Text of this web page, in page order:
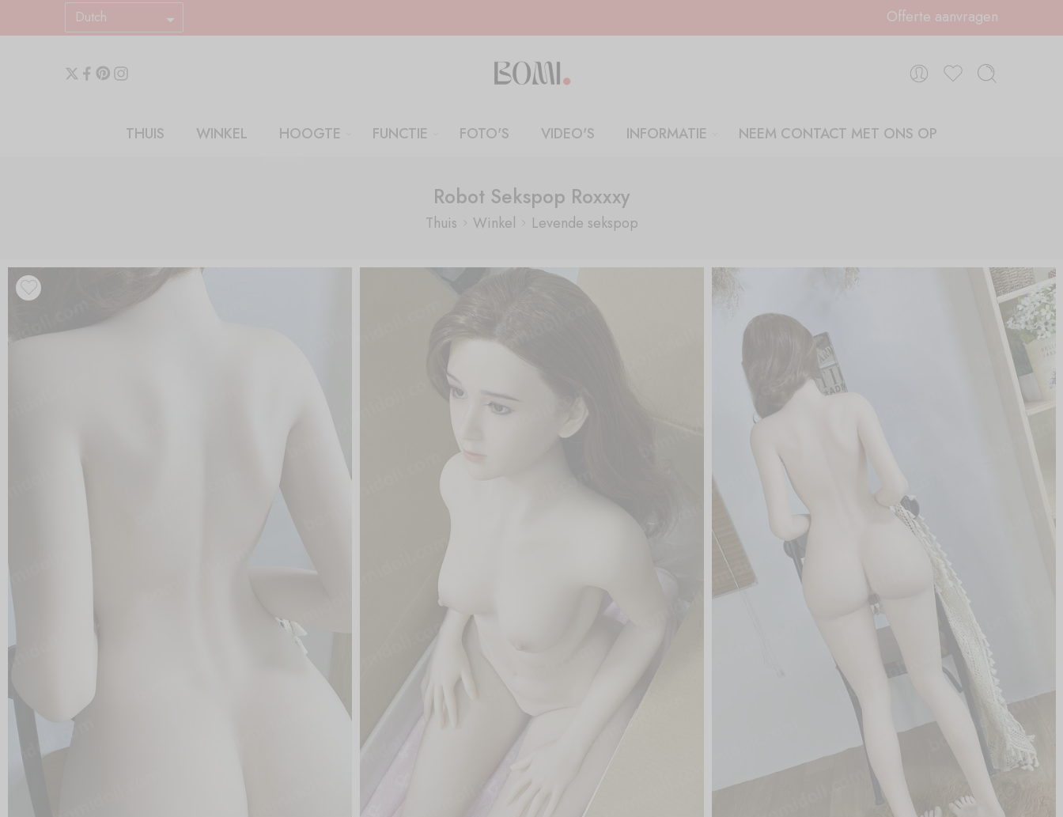
Dutch Offerte aanvragen
THUIS WINKEL HOOGTE FUNCTIE FOTO'S VIDEO'S INFORMATIE NEEM CONTACT MET ONS OP
Robot Sekspop Roxxxy
Thuis Winkel Levende sekspop